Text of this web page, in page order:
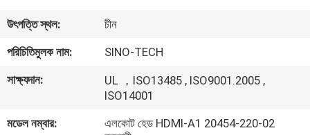
ভিডিও
আমাদের
সম্বন্ধে
উৎপত্তি স্থল:
চীন
পরিচিতিমুলক নাম:
SINO-TECH
সাক্ষ্যদান:
UL ，ISO13485 , ISO9001.2005 ,
ISO14001
মডেল নম্বার:
এলকোট হেড HDMI-A1 20454-220-02